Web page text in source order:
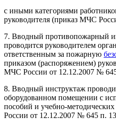
с иными категориями
руководителя (приказ МЧС
7. Вводный противопожарный
проводится руководителем
ответственным за пожарную
приказом (распоряжением)
МЧС России от 12.12.2007 №
8. Вводный инструктаж
оборудованном помещении с
пособий и учебно-
России от 12.12.2007 № 645 п.